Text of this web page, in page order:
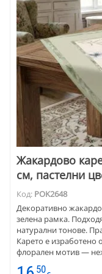
Жакардово
см, пастелни
Код: POK2648
Декоративно
зелена рамка.
натурални тонове.
Карето е изработено
флорален мотив —
меки розови,
50